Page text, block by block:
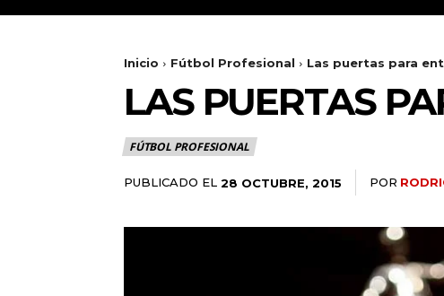
Inicio Fútbol Profesional Las puertas para
LAS PUERTAS
FÚTBOL PROFESIONAL
PUBLICADO EL 28 OCTUBRE, 2015 POR